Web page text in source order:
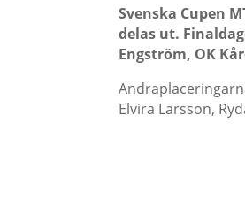
Svenska Cupen
delas ut.
Engström, OK
Elvira Larsson,